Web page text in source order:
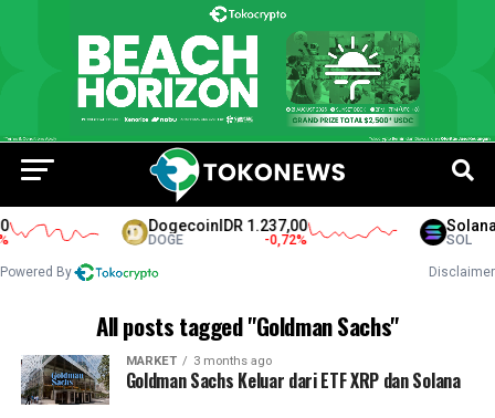
DogecoinIDR 1.237,00
DOGE -0,72%
Solana
SOL
Powered By Disclaimer
All posts tagged "Goldman Sachs"
MARKET 3 months ago
Goldman Sachs Keluar dari ETF XRP dan Solana